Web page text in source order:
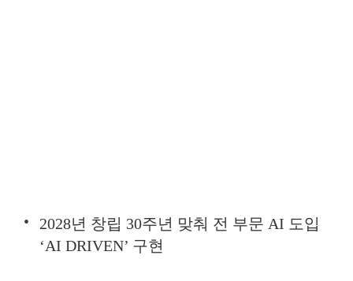
2028년 창립 30주년 맞춰 전 부문 AI 도입
‘AI DRIVEN’ 구현